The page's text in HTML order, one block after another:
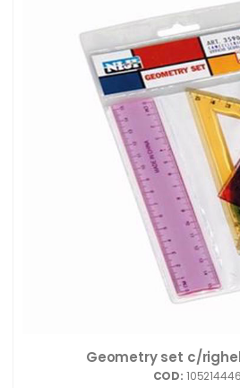
Geometry set c/
COD: